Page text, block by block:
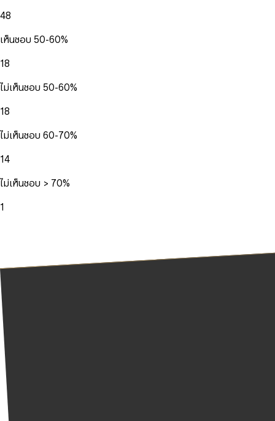
48
เห็นชอบ 50-60%
18
ไม่เห็นชอบ 50-60%
18
ไม่เห็นชอบ 60-70%
14
ไม่เห็นชอบ > 70%
1